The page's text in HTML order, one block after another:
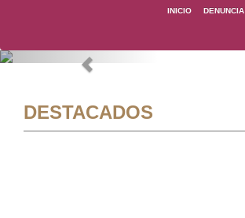
INICIO DENUNCIA
Previous
DESTACADOS